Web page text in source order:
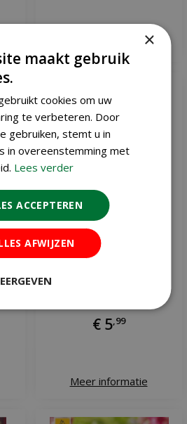
Meer informatie
€ 5 99
Meer informatie
×
maakt gebruik
cookies om uw
te verbeteren. Door
gebruiken, stemt u in
in overeenstemming met
Lees verder
ACCEPTEREN
AFWIJZEN